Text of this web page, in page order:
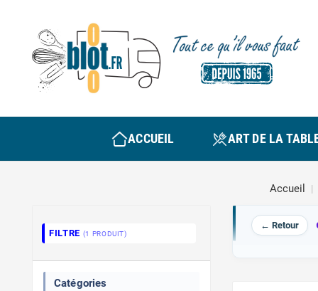
ACCUEIL ART DE LA
Accueil
FILTRE (1 PRODUIT)
Catégories
← Retour